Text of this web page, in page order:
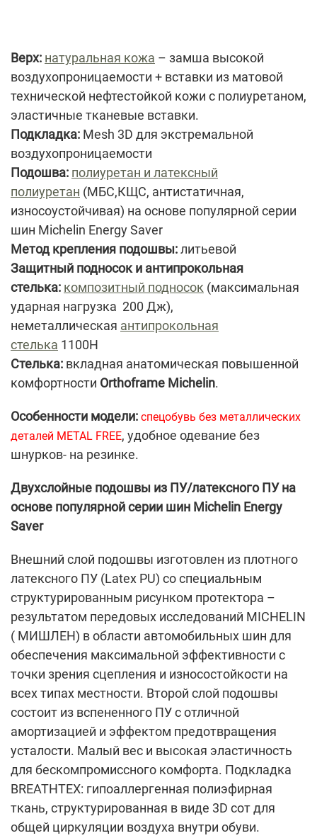
Верх: натуральная кожа – замша высокой
воздухопроницаемости + вставки из матовой
технической нефтестойкой кожи c полиуретаном,
эластичные тканевые вставки.
Подкладка: Mesh 3D для экстремальной
воздухопроницаемости
Подошва: полиуретан и латексный
полиуретан (МБС,КЩС, антистатичная,
износоустойчивая) на основе популярной серии
шин Michelin Energy Saver
Метод крепления подошвы:литьевой
Защитный подносок и антипрокольная
стелька: композитный подносок (максимальная
ударная нагрузка 200 Дж),
неметаллическая антипрокольная
стелька 1100Н
Стелька: вкладная анатомическая повышенной
комфортности Orthoframe Michelin.
Особенности модели: спецобувь без металлических
деталей METAL FREE, удобное одевание без
шнурков- на резинке.
Двухслойные подошвы из ПУ/латексного ПУ на
основе популярной серии шин Michelin Energy
Saver
Внешний слой подошвы изготовлен из плотного
латексного ПУ (Latex PU) со специальным
структурированным рисунком протектора –
результатом передовых исследований MICHELIN
( МИШЛЕН) в области автомобильных шин для
обеспечения максимальной эффективности с
точки зрения сцепления и износостойкости на
всех типах местности. Второй слой подошвы
состоит из вспененного ПУ с отличной
амортизацией и эффектом предотвращения
усталости. Малый вес и высокая эластичность
для бескомпромиссного комфорта. Подкладка
BREATHTEX: гипоаллергенная полиэфирная
ткань, структурированная в виде 3D сот для
общей циркуляции воздуха внутри обуви.